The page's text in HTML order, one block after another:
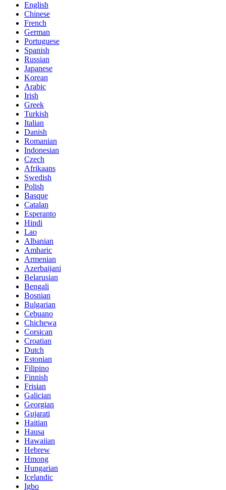
English
Chinese
French
German
Portuguese
Spanish
Russian
Japanese
Korean
Arabic
Irish
Greek
Turkish
Italian
Danish
Romanian
Indonesian
Czech
Afrikaans
Swedish
Polish
Basque
Catalan
Esperanto
Hindi
Lao
Albanian
Amharic
Armenian
Azerbaijani
Belarusian
Bengali
Bosnian
Bulgarian
Cebuano
Chichewa
Corsican
Croatian
Dutch
Estonian
Filipino
Finnish
Frisian
Galician
Georgian
Gujarati
Haitian
Hausa
Hawaiian
Hebrew
Hmong
Hungarian
Icelandic
Igbo